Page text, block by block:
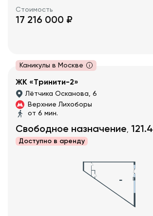
Стоимость
17 216 000 ₽
Каникулы в Москве
ЖК «Тринити-2»
Лётчика Осканова, 6
Верхние Лихоборы
от 6 мин.
Свободное назначение 121.4
Доступно в аренду